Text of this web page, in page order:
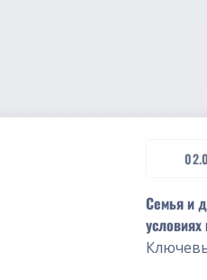
Семья и
условиях